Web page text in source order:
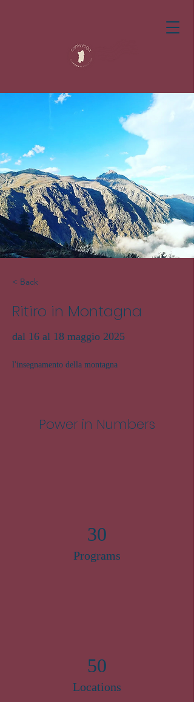
< Back
Ritiro in Montagna
dal 16 al 18 maggio 2025
l'insegnamento della montagna
Power in Numbers
30
Programs
50
Locations